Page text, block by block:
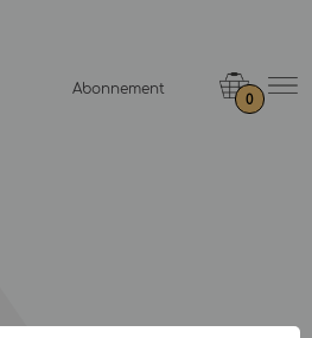
Abonnement
0